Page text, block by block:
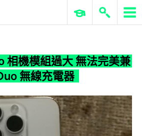
ERP 與商業 AI
相機模組過大 無法完美兼
無線充電器